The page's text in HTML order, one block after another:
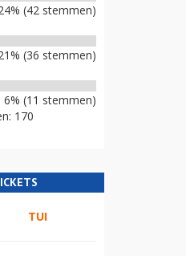
(42 stemmen)
(36 stemmen)
6% (11 stemmen)
170
TUI